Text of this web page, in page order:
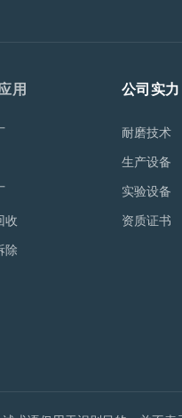
用
收
除
公司实力
耐磨技术
生产设备
实验设备
资质证书